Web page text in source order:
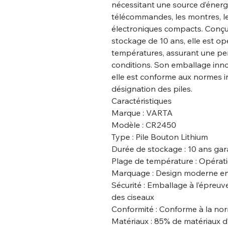
nécessitant une source
télécommandes, les montres,
électroniques compacts.
stockage de 10 ans, elle est
températures, assurant une
conditions. Son emballage
elle est conforme aux normes
désignation des piles.
Caractéristiques
Marque : VARTA
Modèle : CR2450
Type : Pile Bouton Lithium
Durée de stockage : 10 ans
Plage de température :
Marquage : Design moderne
Sécurité : Emballage à
des ciseaux
Conformité : Conforme à la
Matériaux : 85% de matériaux